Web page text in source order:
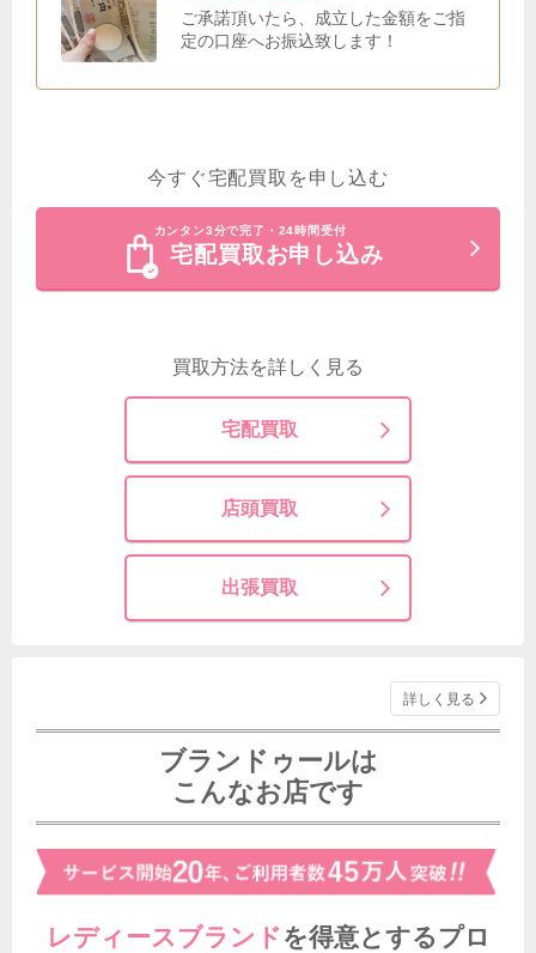
ご承諾頂いたら、成立した金額をご指
定の口座へお振込致します！
今すぐ宅配買取を申し込む
カンタン3分で完了・24時間受付
宅配買取お申し込み
買取方法を詳しく見る
宅配買取
店頭買取
出張買取
詳しく見る
ブランドゥールは
こんなお店です
レディースブランド を得意とする プロ